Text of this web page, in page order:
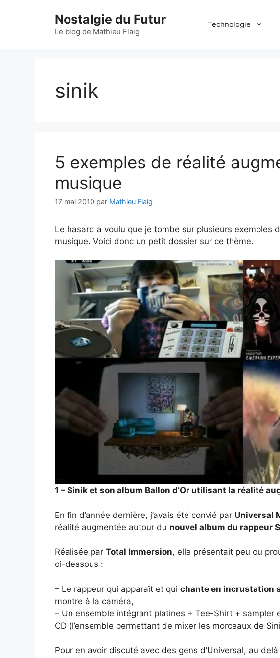
Nostalgie du Futur
Le blog de Mathieu Flaig
Technologie
sinik
5 exemples de réalité
musique
17 mai 2010 par Mathieu Flaig
Le hasard a voulu que je tombe sur plusieurs exemples
musique. Voici donc un petit dossier sur ce thème.
1 – Sinik et son album Ballon d’Or utilisant la réalité
En fin d’année dernière, j’avais été convié par Universal
réalité augmentée autour du nouvel album du rappeur
Réalisée par Total Immersion, elle présentait peu ou
ci-dessous :
– Le rappeur qui apparaît et qui chante en incrustation
montre à la caméra,
– Un ensemble intégrant platines + Tee-Shirt + sampler
CD (l’ensemble permettant de mixer les morceaux de
Pour en avoir discuté avec des gens d’Universal, au